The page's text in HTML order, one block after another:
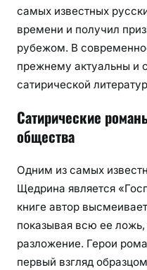
самых известных
времени и получил
рубежом. В
прежнему актуальны и
сатирической
Сатирические
общества
Одним из самых
Щедрина является
книге автор
показывая всю ее
разложение. Герои
первый взгляд